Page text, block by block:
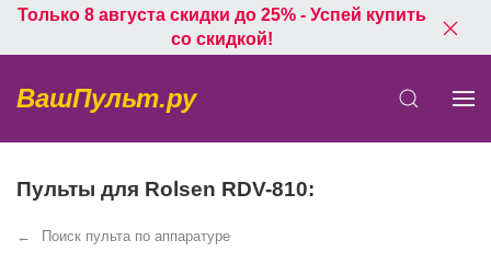
Только 8 августа скидки до 25% - Успей купить
со скидкой!
ВашПульт.ру
Пульты для Rolsen RDV-810:
Поиск пульта по аппаратуре